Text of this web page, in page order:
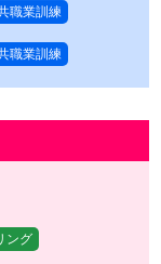
職業訓練
職業訓練
ング